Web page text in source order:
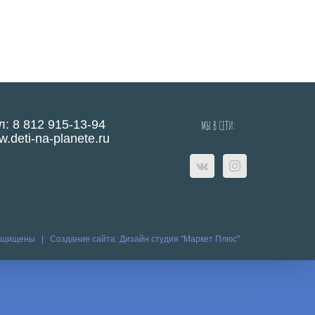
8 812 915-13-94
na-planete.ru
МЫ В СЕТИ:
| Создание сайта: Дизайн студия "Маркет Плюс"